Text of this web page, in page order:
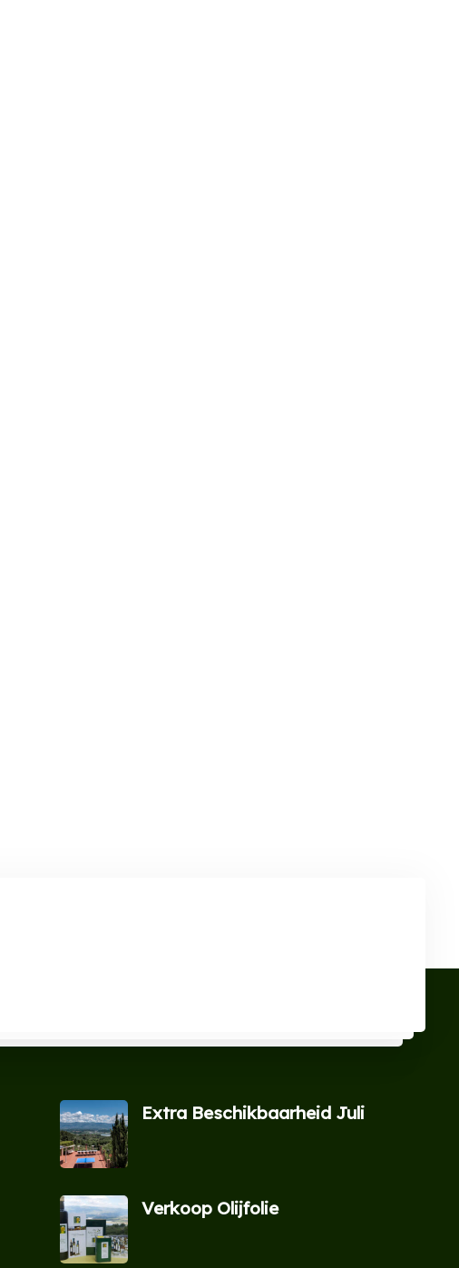
Extra Beschikbaarheid Juli​
Verkoop Olijfolie